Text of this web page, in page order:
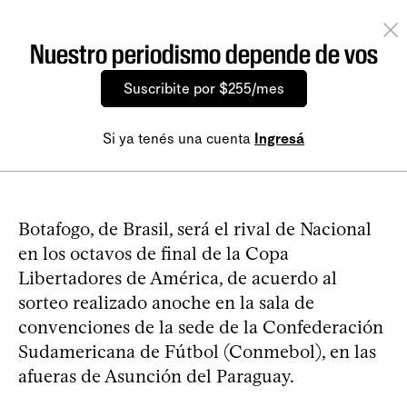
Nuestro periodismo depende de vos
Suscribite por $255/mes
Si ya tenés una cuenta Ingresá
Botafogo, de Brasil, será el rival de Nacional
en los octavos de final de la Copa
Libertadores de América, de acuerdo al
sorteo realizado anoche en la sala de
convenciones de la sede de la Confederación
Sudamericana de Fútbol (Conmebol), en las
afueras de Asunción del Paraguay.